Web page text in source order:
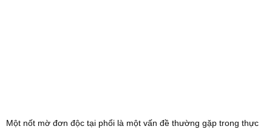
Một nốt mờ đơn độc tại phổi là một vấn đề thường gặp trong thực